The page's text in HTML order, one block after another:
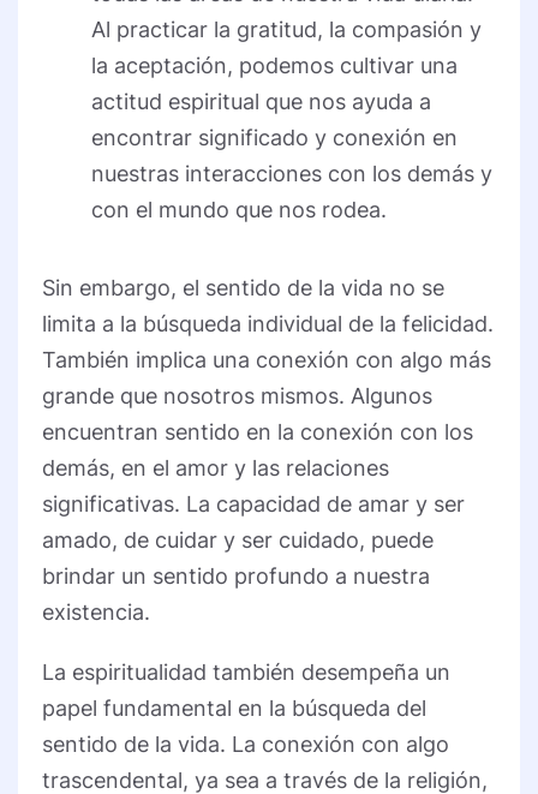
Al practicar la gratitud, la compasión y
la aceptación, podemos cultivar una
actitud espiritual que nos ayuda a
encontrar significado y conexión en
nuestras interacciones con los demás y
con el mundo que nos rodea.
Sin embargo, el sentido de la vida no se
limita a la búsqueda individual de la felicidad.
También implica una conexión con algo más
grande que nosotros mismos. Algunos
encuentran sentido en la conexión con los
demás, en el amor y las relaciones
significativas. La capacidad de amar y ser
amado, de cuidar y ser cuidado, puede
brindar un sentido profundo a nuestra
existencia.
La espiritualidad también desempeña un
papel fundamental en la búsqueda del
sentido de la vida. La conexión con algo
trascendental, ya sea a través de la religión,